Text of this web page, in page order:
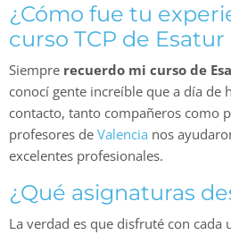
¿Cómo fue tu
curso TCP de
Siempre recuerdo mi curso de
conocí gente increíble que a día de
contacto, tanto compañeros como
profesores de Valencia nos
excelentes profesionales.
¿Qué asignaturas
La verdad es que disfruté con cada